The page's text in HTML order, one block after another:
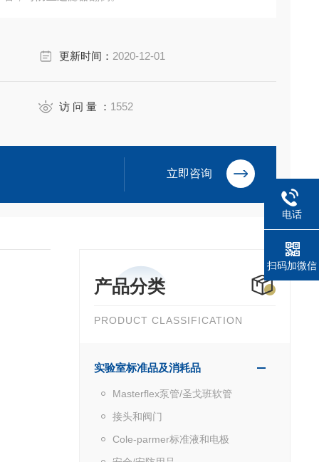
更新时间： 2020-12-01
访 问 量 ： 1552
立即咨询
产品分类
PRODUCT CLASSIFICATION
实验室标准品及消耗品
Masterflex泵管/圣戈班软管
接头和阀门
Cole-parmer标准液和电极
电话
扫码加微信